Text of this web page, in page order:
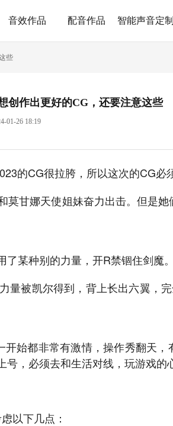
音效作品 配音作品 智能声音定制
些
创作出更好的CG，还要注意这些
01-26 18:19
的CG很拉胯，所以这次的CG必
甘娜天使姐妹奋力出击。但是
某种别的力量，开R禁锢住剑魔。
量被凯尔得到，背上长出六翼，
始都非常有激情，操作秀翻天，
，必须去和生活对线，玩游戏的
以下几点：